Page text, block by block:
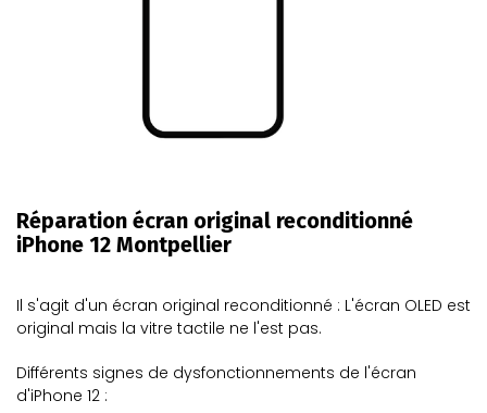
Réparation écran original reconditionné
iPhone 12 Montpellier
Il s'agit d'un écran original reconditionné : L'écran OLED est
original mais la vitre tactile ne l'est pas.
Différents signes de dysfonctionnements de l'écran
d'iPhone 12 :